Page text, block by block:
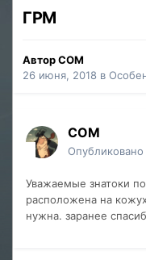
ГРМ
АвторCOM
26 июня, 2018 в
COM
Опубликовано
Уважаемые знатоки
расположена на
нужна. заранее